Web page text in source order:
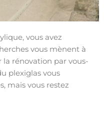
vous avez
vous mènent à
la rénovation par vous-
plexiglas vous
mais vous restez